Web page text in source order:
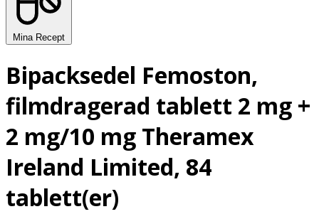
Mina Recept
Bipacksedel Femoston,
filmdragerad tablett 2 mg +
2 mg/10 mg Theramex
Ireland Limited, 84
tablett(er)